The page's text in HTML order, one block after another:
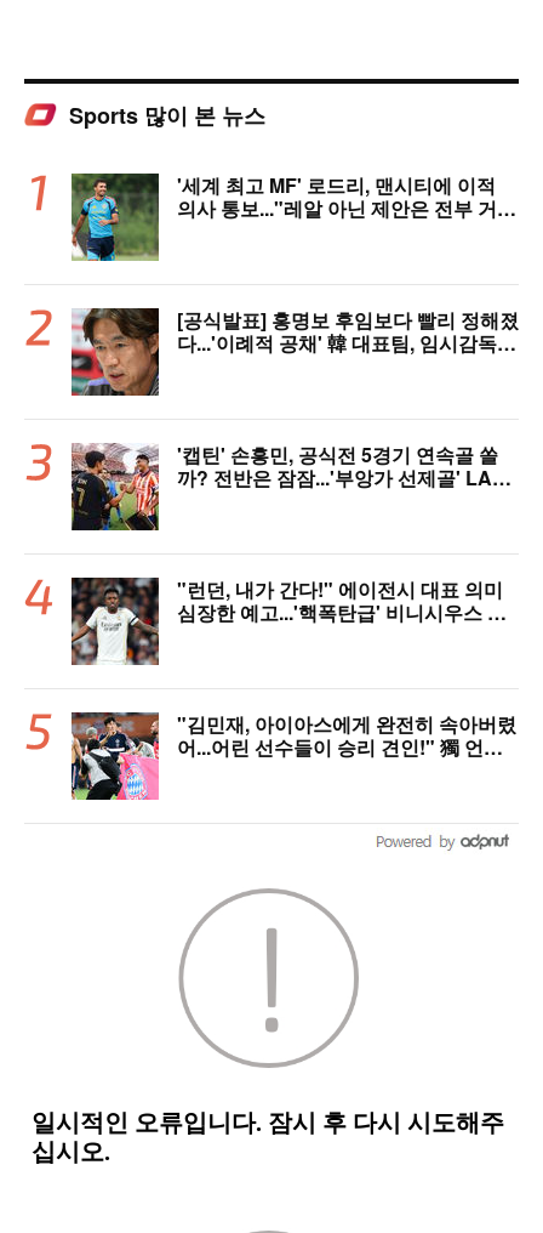
Sports 많이 본 뉴스
'세계 최고 MF' 로드리, 맨시티에 이적
의사 통보..."레알 아닌 제안은 전부 거
[공식발표] 홍명보 후임보다 빨리 정해졌
다...'이례적 공채' 韓 대표팀, 임시감독
'캡틴' 손흥민, 공식전 5경기 연속골 쏠
까? 전반은 잠잠...'부앙가 선제골' LAF
"런던, 내가 간다!" 에이전시 대표 의미
심장한 예고...'핵폭탄급' 비니시우스 아
"김민재, 아이아스에게 완전히 속아버렸
어...어린 선수들이 승리 견인!" 獨 언론,